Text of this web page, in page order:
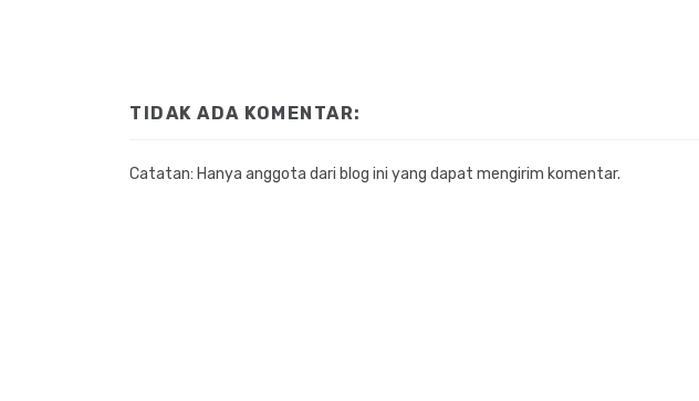
TIDAK ADA KOMENTAR:
Catatan: Hanya anggota dari blog ini yang dapat mengirim komentar.